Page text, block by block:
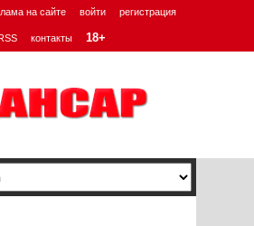
на сайте войти регистрация
контакты 18+